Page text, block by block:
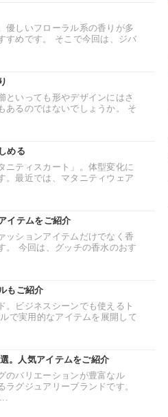
優しいフローラル系の香りが多
すめです。 そこで今回は、ジバ
といっても形やデザインにはさ
あるのではないでしょうか。 そ
める
ニティスカート」。体型変化に
。最近では、マタニティウェア
イテムをご紹介
ッションアイテムだけでなく香
。 今回は、グッチの香水のおす
もご紹介
。ビジネスシーンでも使えるト
で実用的なアイテムを展開して
。人気アイテムをご紹介
のバリエーションが豊富なル
グジュアリーブランドです。